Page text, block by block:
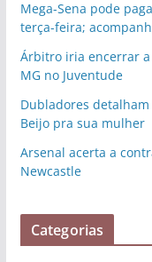
Mega-Sena pode
terça-feira;
Árbitro iria encerrar
MG no Juventude
Dubladores
Beijo pra sua mulher
Arsenal acerta a
Newcastle
Categorias